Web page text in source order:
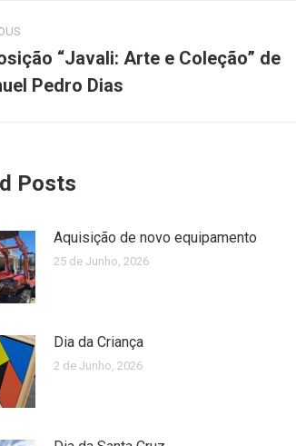
“Javali: Arte e Coleção” de
Pedro Dias
Posts
Aquisição de novo equipamento
25 de Junho, 2026
Dia da Criança
2 de Junho, 2026